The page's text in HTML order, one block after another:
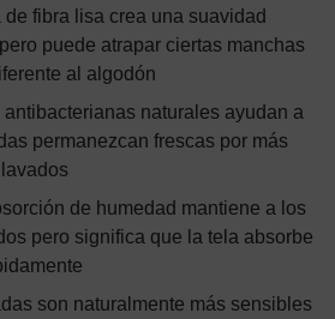
de fibra lisa crea una suavidad
puede atrapar ciertas manchas
al algodón
naturales ayudan a
permanezcan frescas por más
de humedad mantiene a los
pero significa que la tela absorbe
son naturalmente más sensibles